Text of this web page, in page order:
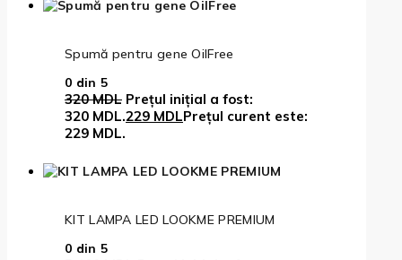
Spumă pentru gene OilFree
0 din 5
320MDL Prețul inițial a fost:
320 MDL.229 MDLPrețul curent este:
229 MDL.
KIT LAMPA LED LOOKME PREMIUM
0 din 5